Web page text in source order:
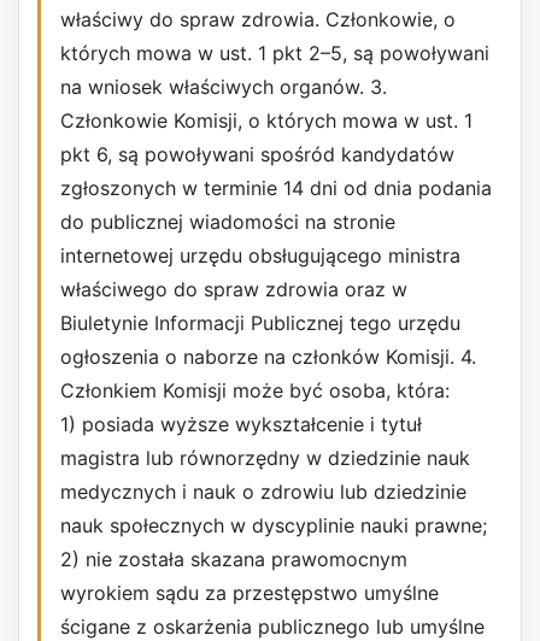
właściwy do spraw zdrowia. Członkowie, o
których mowa w ust. 1 pkt 2–5, są powoływani
na wniosek właściwych organów. 3.
Członkowie Komisji, o których mowa w ust. 1
pkt 6, są powoływani spośród kandydatów
zgłoszonych w terminie 14 dni od dnia podania
do publicznej wiadomości na stronie
internetowej urzędu obsługującego ministra
właściwego do spraw zdrowia oraz w
Biuletynie Informacji Publicznej tego urzędu
ogłoszenia o naborze na członków Komisji. 4.
Członkiem Komisji może być osoba, która:
1) posiada wyższe wykształcenie i tytuł
magistra lub równorzędny w dziedzinie nauk
medycznych i nauk o zdrowiu lub dziedzinie
nauk społecznych w dyscyplinie nauki prawne;
2) nie została skazana prawomocnym
wyrokiem sądu za przestępstwo umyślne
ścigane z oskarżenia publicznego lub umyślne